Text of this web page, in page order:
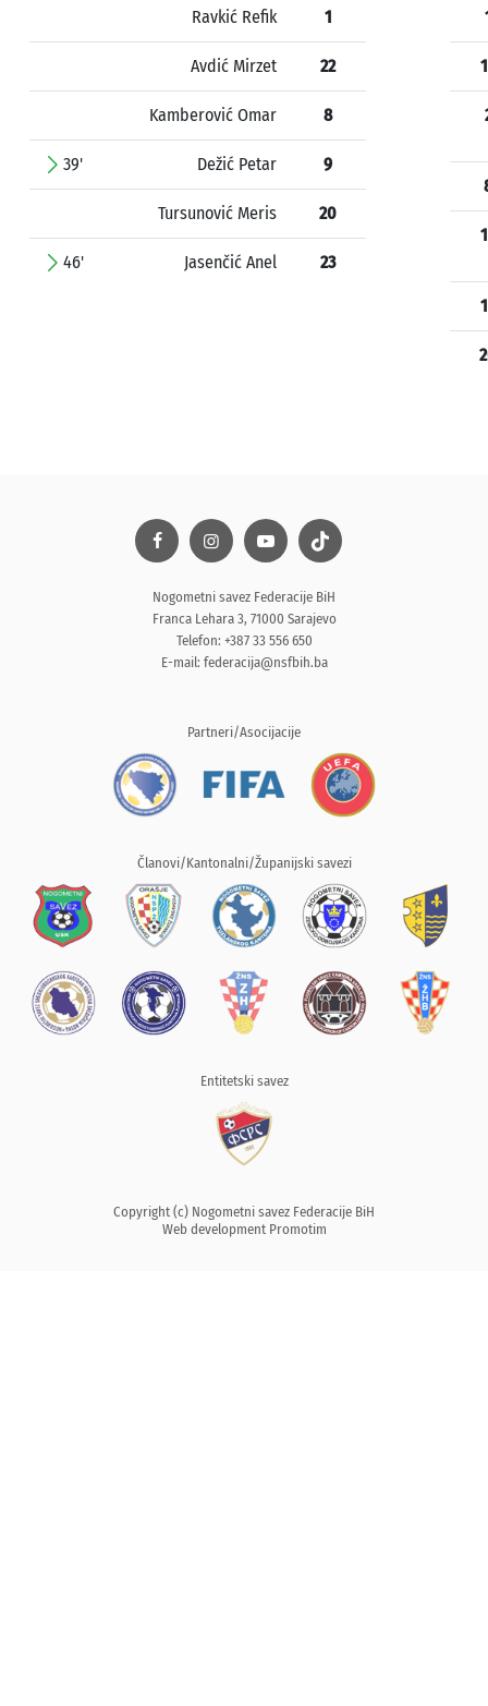
Ravkić Refik 1
Avdić Mirzet 22
Kamberović Omar 8
39' Dežić Petar 9
Tursunović Meris 20
46' Jasenčić Anel 23
Nogometni savez Federacije BiH
Franca Lehara 3, 71000 Sarajevo
Telefon: +387 33 556 650
E-mail: federacija@nsfbih.ba
Partneri/Asocijacije
Članovi/Kantonalni/Županijski savezi
Entitetski savez
Copyright (c) Nogometni savez Federacije BiH
Web development Promotim